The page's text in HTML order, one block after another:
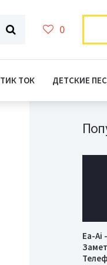
0
ТИК ТОК ДЕТСКИЕ
Ea-Ai